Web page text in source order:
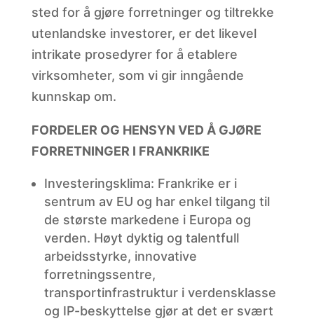
sted for å gjøre forretninger og tiltrekke
utenlandske investorer, er det likevel
intrikate prosedyrer for å etablere
virksomheter, som vi gir inngående
kunnskap om.
FORDELER OG HENSYN VED Å GJØRE
FORRETNINGER I FRANKRIKE
Investeringsklima: Frankrike er i
sentrum av EU og har enkel tilgang til
de største markedene i Europa og
verden. Høyt dyktig og talentfull
arbeidsstyrke, innovative
forretningssentre,
transportinfrastruktur i verdensklasse
og IP-beskyttelse gjør at det er svært